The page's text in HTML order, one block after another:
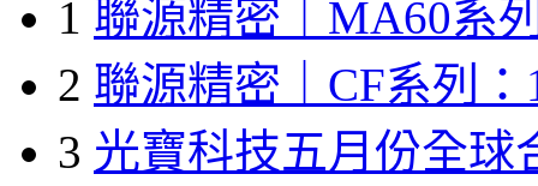
1 聯源精密｜MA60系
2 聯源精密｜CF系列：
3 光寶科技五月份全球